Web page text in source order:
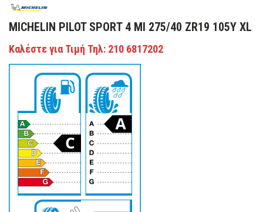
MICHELIN PILOT SPORT 4 MI 275/40 ZR19 105Y XL
Καλέστε για Τιμή Τηλ: 210 6817202